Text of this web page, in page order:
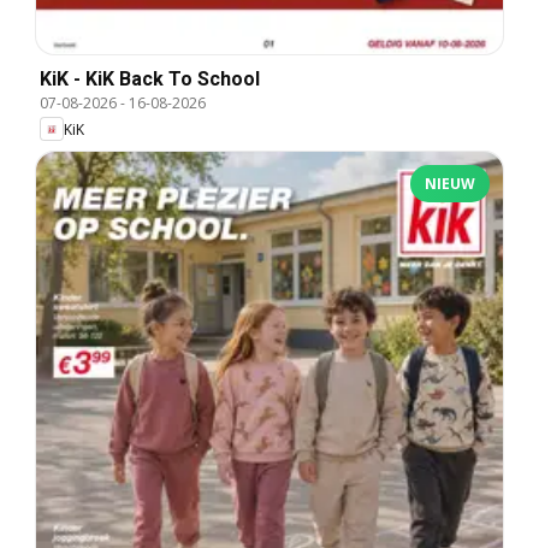
KiK - KiK Back To School
07-08-2026- 16-08-2026
KiK
NIEUW